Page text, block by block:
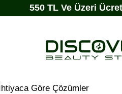
550 TL Ve Üzeri
İhtiyaca Göre Çözümler